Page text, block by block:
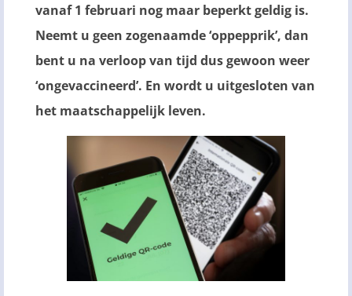
vanaf 1 februari nog maar beperkt geldig is.
Neemt u geen zogenaamde ‘oppepprik’, dan
bent u na verloop van tijd dus gewoon weer
‘ongevaccineerd’. En wordt u uitgesloten van
het maatschappelijk leven.